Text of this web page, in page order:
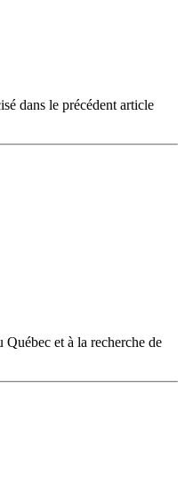
dans le précédent article
Québec et à la recherche de